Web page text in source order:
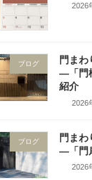
2026
ブログ
門まわ
―「門
紹介
2026
ブログ
門まわ
―「門
2026